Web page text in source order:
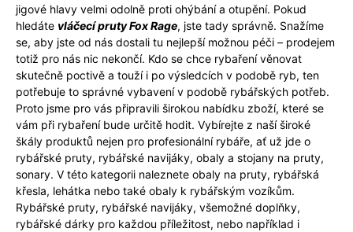
jigové hlavy velmi odolně proti ohýbání a otupění. Pokud
hledáte vláčecí pruty Fox Rage, jste tady správně. Snažíme
se, aby jste od nás dostali tu nejlepší možnou péči – prodejem
totiž pro nás nic nekončí. Kdo se chce rybaření věnovat
skutečně poctivě a touží i po výsledcích v podobě ryb, ten
potřebuje to správné vybavení v podobě rybářských potřeb.
Proto jsme pro vás připravili širokou nabídku zboží, které se
vám při rybaření bude určitě hodit. Vybírejte z naší široké
škály produktů nejen pro profesionální rybáře, ať už jde o
rybářské pruty, rybářské navijáky, obaly a stojany na pruty,
sonary. V této kategorii naleznete obaly na pruty, rybářská
křesla, lehátka nebo také obaly k rybářským vozíkům.
Rybářské pruty, rybářské navijáky, všemožné doplňky,
rybářské dárky pro každou příležitost, nebo například i